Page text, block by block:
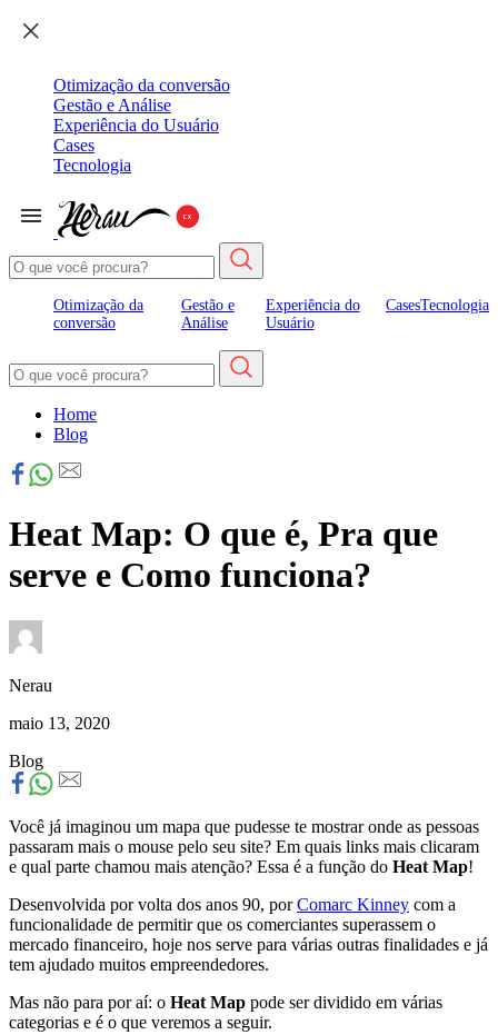
Otimização da conversão
Gestão e Análise
Experiência do Usuário
Cases
Tecnologia
Otimização da
conversão
Gestão e
Análise
Experiência do
Usuário
CasesTecnologia
Home
Blog
Heat Map: O que é, Pra que
serve e Como funciona?
Nerau
maio 13, 2020
Blog
Você já imaginou um mapa que pudesse te mostrar onde as pessoas
passaram mais o mouse pelo seu site? Em quais links mais clicaram
e qual parte chamou mais atenção? Essa é a função do Heat Map!
Desenvolvida por volta dos anos 90, porComarc Kinney com a
funcionalidade de permitir que os comerciantes superassem o
mercado financeiro, hoje nos serve para várias outras finalidades e já
tem ajudado muitos empreendedores.
Mas não para por aí: o Heat Map pode ser dividido em várias
categorias e é o que veremos a seguir.